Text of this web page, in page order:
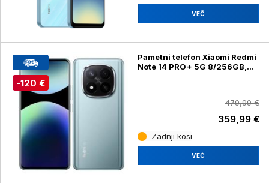
VEČ
-120 €
Pametni telefon Xiaomi Redmi
Note 14 PRO+ 5G 8/256GB,
479,99 €
359,99 €
Zadnji kosi
VEČ